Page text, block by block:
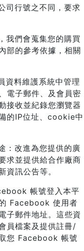
司行號之不同，要求
我們會蒐集您的購買
部的參考依據，相關
資料維護系統中管理
電子郵件、及會員密
接收並紀錄您瀏覽器
的IP位址、cookie中
：改進為您提供的廣
求並提供給合作廠商
資訊公告等。
帳號登入本平
Facebook 使用者
子郵件地址。這些資
員檔案及提供註冊/
您 Facebook 帳號